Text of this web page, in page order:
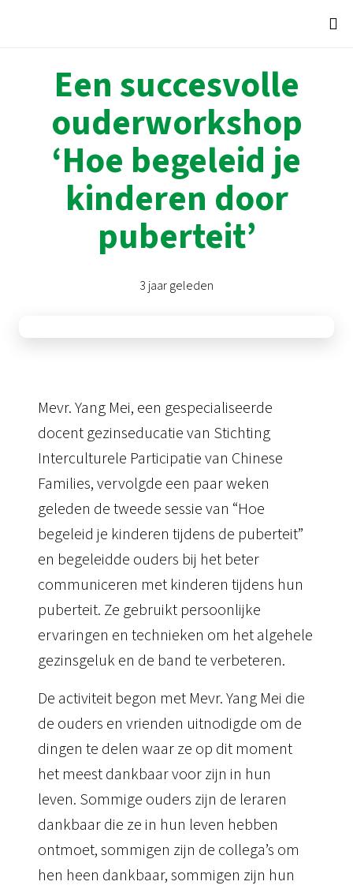
Een succesvolle
ouderworkshop
‘Hoe begeleid je
kinderen door
puberteit’
3 jaar geleden
Mevr. Yang Mei, een gespecialiseerde
docent gezinseducatie van Stichting
Interculturele Participatie van Chinese
Families, vervolgde een paar weken
geleden de tweede sessie van “Hoe
begeleid je kinderen tijdens de puberteit”
en begeleidde ouders bij het beter
communiceren met kinderen tijdens hun
puberteit. Ze gebruikt persoonlijke
ervaringen en technieken om het algehele
gezinsgeluk en de band te verbeteren.
De activiteit begon met Mevr. Yang Mei die
de ouders en vrienden uitnodigde om de
dingen te delen waar ze op dit moment
het meest dankbaar voor zijn in hun
leven. Sommige ouders zijn de leraren
dankbaar die ze in hun leven hebben
ontmoet, sommigen zijn de collega’s om
hen heen dankbaar, sommigen zijn hun